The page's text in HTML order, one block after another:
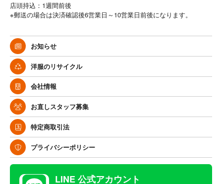
店頭持込：1週間前後
※郵送の場合は決済確認後6営業日～10営業日前後になります。
お知らせ
洋服のリサイクル
会社情報
お直しスタッフ募集
特定商取引法
プライバシーポリシー
LINE 公式アカウント